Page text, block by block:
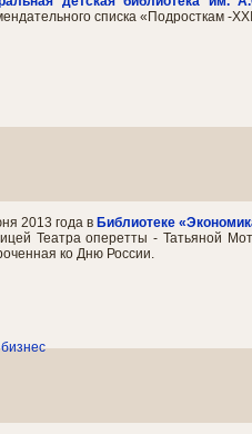
списка «Подросткам -
2013 года в Библиотекe
Театра оперетты - Татьяной
ко Дню России.
бизнес